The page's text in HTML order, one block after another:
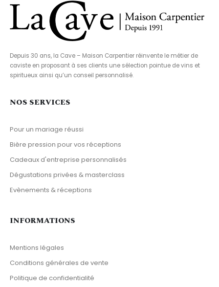
Depuis 30 ans, la Cave – Maison Carpentier réinvente le métier de
caviste en proposant à ses clients une sélection pointue de vins et
spiritueux ainsi qu’un conseil personnalisé.
NOS SERVICES
Pour un mariage réussi
Bière pression pour vos réceptions
Cadeaux d'entreprise personnalisés
Dégustations privées & masterclass
Evènements & réceptions
INFORMATIONS
Mentions légales
Conditions générales de vente
Politique de confidentialité